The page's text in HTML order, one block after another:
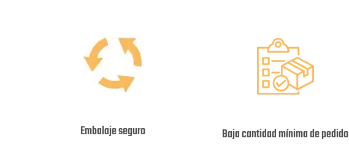
Embalaje seguro Baja cantidad mínima de pedido